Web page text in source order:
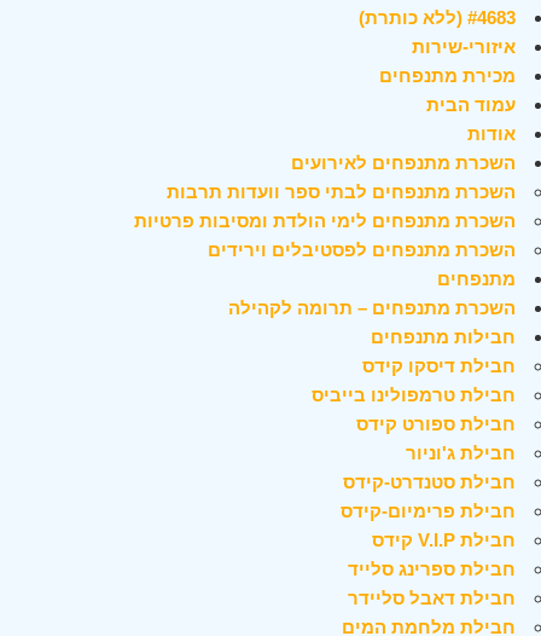
#4683 (ללא כותרת)
איזורי-שירות
מכירת מתנפחים
עמוד הבית
אודות
השכרת מתנפחים לאירועים
השכרת מתנפחים לבתי ספר וועדות תרבות
השכרת מתנפחים לימי הולדת ומסיבות פרטיות
השכרת מתנפחים לפסטיבלים וירידים
מתנפחים
השכרת מתנפחים – תרומה לקהילה
חבילות מתנפחים
חבילת דיסקו קידס
חבילת טרמפולינו בייביס
חבילת ספורט קידס
חבילת ג'וניור
חבילת סטנדרט-קידס
חבילת פרימיום-קידס
חבילת V.I.P קידס
חבילת ספרינג סלייד
חבילת דאבל סליידר
חבילת מלחמת המים